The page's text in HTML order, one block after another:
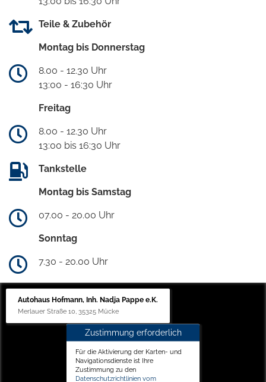
Teile & Zubehör
Montag bis Donnerstag
8.00 - 12.30 Uhr
13:00 - 16:30 Uhr
Freitag
8.00 - 12.30 Uhr
13:00 bis 16:30 Uhr
Tankstelle
Montag bis Samstag
07.00 - 20.00 Uhr
Sonntag
7.30 - 20.00 Uhr
Autohaus Hofmann, Inh. Nadja Pappe e.K.
Merlauer Straße 10, 35325 Mücke
Zustimmung erforderlich
Für die Aktivierung der Karten- und
Navigationsdienste ist Ihre
Zustimmung zu den
Datenschutzrichtlinien vom